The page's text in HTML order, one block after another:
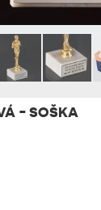
- SOŠKA